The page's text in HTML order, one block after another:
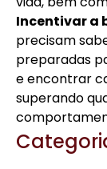
Incentivar a
precisam
preparadas
e encontrar
superando